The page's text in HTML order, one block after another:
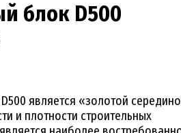
блок D500
является «золотой
и плотности строительных